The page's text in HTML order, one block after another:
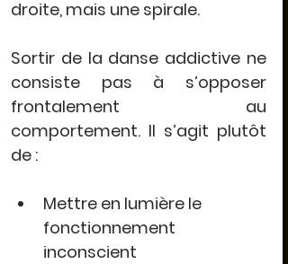
droite, mais une spirale.
Sortir de la danse addictive ne
consiste pas à s’opposer
frontalement au
comportement. Il s’agit plutôt
de :
Mettre en lumière le
fonctionnement
inconscient